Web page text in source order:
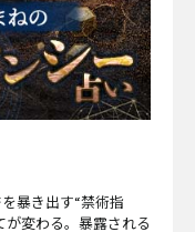
暴き出す“禁術指
が変わる。暴露される